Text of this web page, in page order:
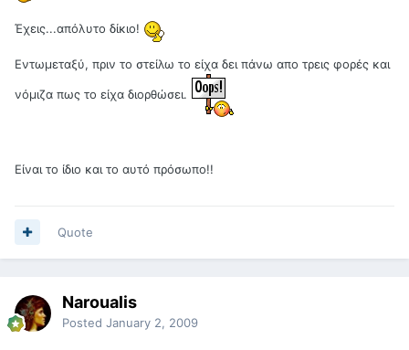
Έχεις...απόλυτο δίκιο!
Εντωμεταξύ, πριν το στείλω το είχα δει πάνω απο τρεις φορές και
νόμιζα πως το είχα διορθώσει.
Είναι το ίδιο και το αυτό πρόσωπο!!
Quote
Naroualis
Posted January 2, 2009